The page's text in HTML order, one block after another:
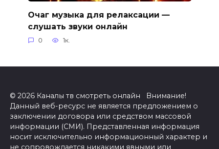
Очаг музыка для релаксации —
слушать звуки онлайн
0 1к.
© 2026 Каналы тв смотреть онлайн Внимание!
Данный веб-ресурс не является предложением о
заключении договора или средством массовой
информации (СМИ). Представленная информация
носит исключительно информационный характер и
не сопровождается никакими явными или